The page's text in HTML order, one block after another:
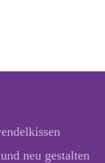
neu gestalten